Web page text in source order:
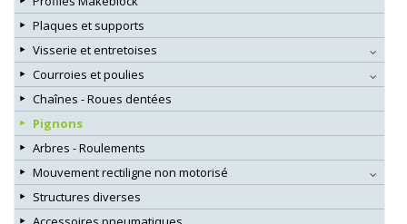
Plaques et supports
Visserie et entretoises
Courroies et poulies
Chaînes - Roues dentées
Pignons
Arbres - Roulements
Mouvement rectiligne non motorisé
Structures diverses